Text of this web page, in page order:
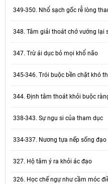
349-350. Nhổ sạch gốc rễ lòng
348. Tâm giải thoát chớ vướng lại
347. Trừ ái dục bỏ mọi khổ não
345-346. Trói buộc bền chặt khó
344. Định tâm thoát khỏi buộc
338-343. Sự ngu si của tham dục
334-337. Nương tựa nếp sống đạo
327. Hộ tâm ý ra khỏi ác đạo
326. Học chế ngự như cầm móc